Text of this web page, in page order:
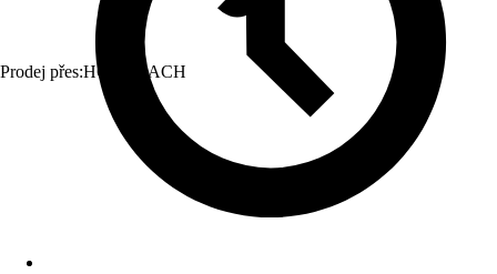
Prodej přes:HORNBACH